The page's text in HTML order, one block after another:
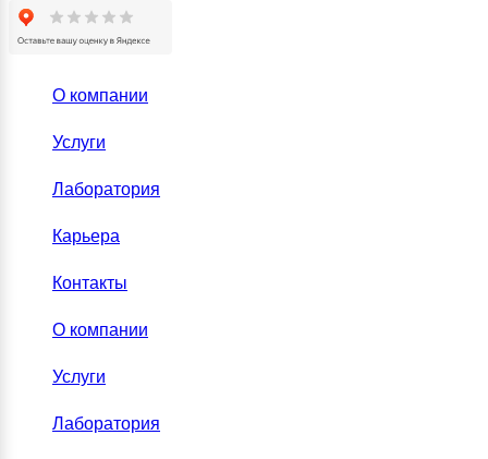
О компании
Услуги
Лаборатория
Карьера
Контакты
О компании
Услуги
Лаборатория